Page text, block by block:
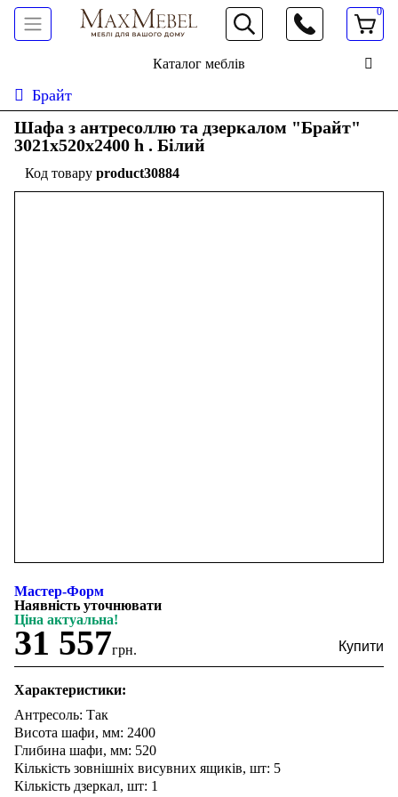
066 472 19 61
0
Каталог меблів
Брайт
Шафа з антресоллю та дзеркалом "Брайт"
3021х520х2400 h . Білий
product30884
Мастер-Форм
Наявність уточнювати
Ціна актуальна!
31 557грн.
Характеристики:
Антресоль: Так
Висота шафи, мм: 2400
Глибина шафи, мм: 520
Кількість зовнішніх висувних ящиків, шт: 5
Кількість дзеркал, шт: 1